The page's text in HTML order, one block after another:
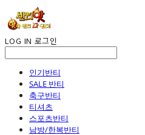
LOG IN 로그인
인기반티
SALE 반티
축구반티
티셔츠
스포츠반티
남방/한복반티